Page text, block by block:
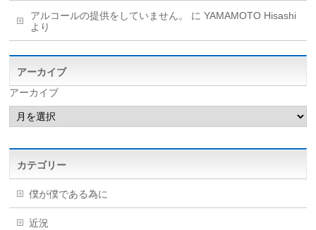
アルコールの提供をしていません。 にYAMAMOTO Hisashi
より
アーカイブ
アーカイブ
カテゴリー
僕が僕である為に
近況